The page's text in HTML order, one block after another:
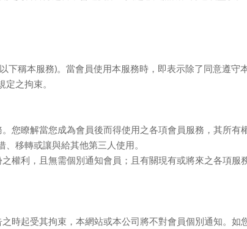
以下稱本服務)。當會員使用本服務時，即表示除了同意遵守
之拘束。
您瞭解當您成為會員後而得使用之各項會員服務，其所有
移轉或讓與給其他第三人使用。
利，且無需個別通知會員；且有關現有或將來之各項服
時起受其拘束，本網站或本公司將不對會員個別通知。如